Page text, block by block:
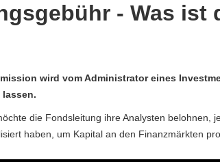
- Was ist
wird vom Administrator eines
lassen.
die Fondsleitung ihre Analysten belohnen,
haben, um Kapital an den Finanzmärkten